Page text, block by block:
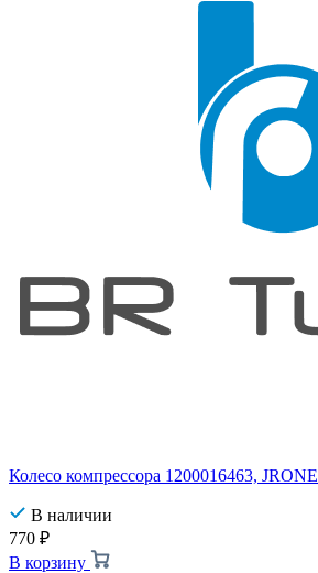
Колесо компрессора 1200016463, JRONE
В наличии
770 ₽
В корзину